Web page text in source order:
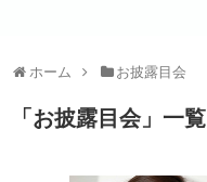
ホーム お披露目会
「 お披露目会」 一覧